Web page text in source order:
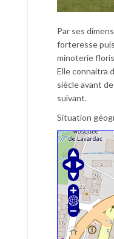
Par ses
forteresse
minoterie
Elle connaitra
siècle avant
suivant.
Situation